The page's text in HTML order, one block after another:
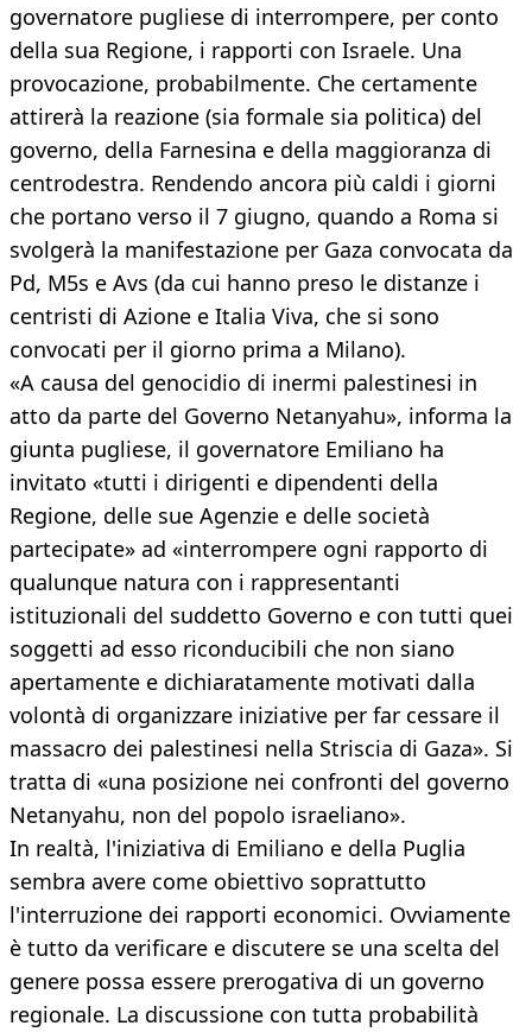
governatore pugliese di interrompere, per conto
della sua Regione, i rapporti con Israele. Una
provocazione, probabilmente. Che certamente
attirerà la reazione (sia formale sia politica) del
governo, della Farnesina e della maggioranza di
centrodestra. Rendendo ancora più caldi i giorni
che portano verso il 7 giugno, quando a Roma si
svolgerà la manifestazione per Gaza convocata da
Pd, M5s e Avs (da cui hanno preso le distanze i
centristi di Azione e Italia Viva, che si sono
convocati per il giorno prima a Milano).
«A causa del genocidio di inermi palestinesi in
atto da parte del Governo Netanyahu», informa la
giunta pugliese, il governatore Emiliano ha
invitato «tutti i dirigenti e dipendenti della
Regione, delle sue Agenzie e delle società
partecipate» ad «interrompere ogni rapporto di
qualunque natura con i rappresentanti
istituzionali del suddetto Governo e con tutti quei
soggetti ad esso riconducibili che non siano
apertamente e dichiaratamente motivati dalla
volontà di organizzare iniziative per far cessare il
massacro dei palestinesi nella Striscia di Gaza». Si
tratta di «una posizione nei confronti del governo
Netanyahu, non del popolo israeliano».
In realtà, l'iniziativa di Emiliano e della Puglia
sembra avere come obiettivo soprattutto
l'interruzione dei rapporti economici. Ovviamente
è tutto da verificare e discutere se una scelta del
genere possa essere prerogativa di un governo
regionale. La discussione con tutta probabilità